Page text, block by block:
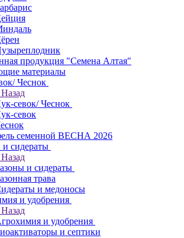
продукция "Семена Алтая"
материалы
Чеснок
Назад
севок/ Чеснок
севок
семенной ВЕСНА 2026
и сидераты
Назад
и сидераты
трава
и медоносы
и удобрения
Назад
и удобрения
и септики